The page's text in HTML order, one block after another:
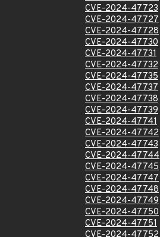
CVE-2024-47723
CVE-2024-47727
CVE-2024-47728
CVE-2024-47730
CVE-2024-47731
CVE-2024-47732
CVE-2024-47735
CVE-2024-47737
CVE-2024-47738
CVE-2024-47739
CVE-2024-47741
CVE-2024-47742
CVE-2024-47743
CVE-2024-47744
CVE-2024-47745
CVE-2024-47747
CVE-2024-47748
CVE-2024-47749
CVE-2024-47750
CVE-2024-47751